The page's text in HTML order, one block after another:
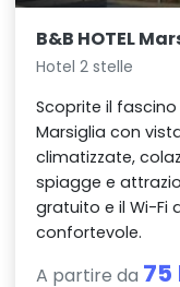
B&B HOTEL
Hotel 2 stelle
Scoprite il
Marsiglia con
climatizzate,
spiagge e
gratuito e il Wi-Fi
confortevole.
A partire da 75